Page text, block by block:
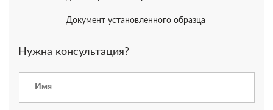
Документ установленного образца
Нужна консультация?